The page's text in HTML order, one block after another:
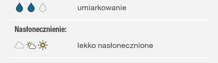
umiarkowanie
Nasłonecznienie:
lekko nasłonecznione